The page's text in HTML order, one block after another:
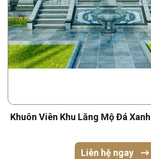
Khuôn Viên Khu Lăng Mộ Đá
Liên hệ ngay